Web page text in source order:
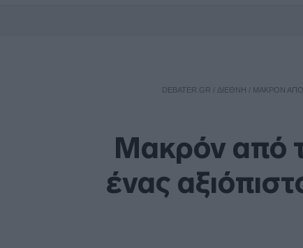
DEBATER.GR / ΔΙΕΘΝΗ / ΜΑΚΡΌΝ ΑΠΌ
Μακρόν από
ένας